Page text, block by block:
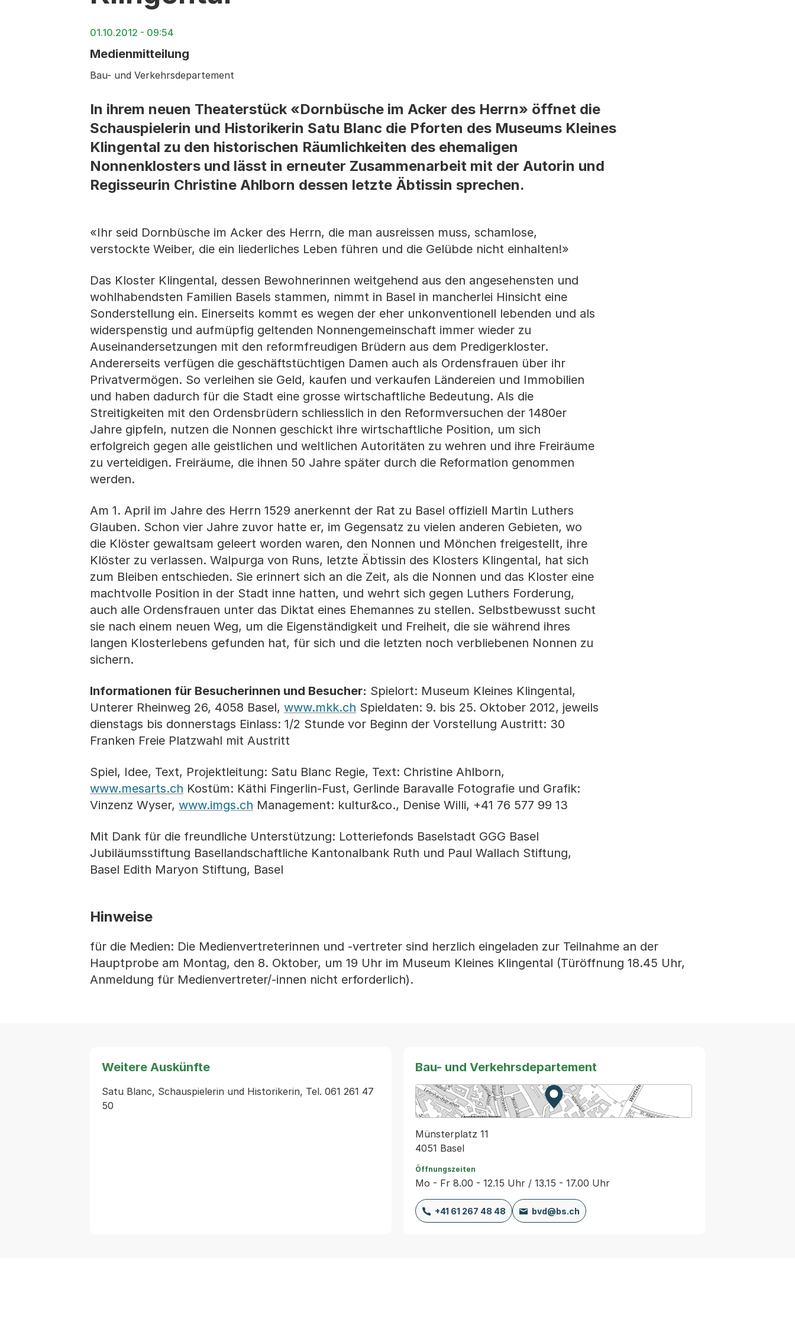
01.10.2012 - 09:54
Medienmitteilung
Bau- und Verkehrsdepartement
In ihrem neuen Theaterstück «Dornbüsche im Acker des Herrn» öffnet die
Schauspielerin und Historikerin Satu Blanc die Pforten des Museums Kleines
Klingental zu den historischen Räumlichkeiten des ehemaligen
Nonnenklosters und lässt in erneuter Zusammenarbeit mit der Autorin und
Regisseurin Christine Ahlborn dessen letzte Äbtissin sprechen.
«Ihr seid Dornbüsche im Acker des Herrn, die man ausreissen muss, schamlose,
verstockte Weiber, die ein liederliches Leben führen und die Gelübde nicht einhalten!»
Das Kloster Klingental, dessen Bewohnerinnen weitgehend aus den angesehensten und
wohlhabendsten Familien Basels stammen, nimmt in Basel in mancherlei Hinsicht eine
Sonderstellung ein. Einerseits kommt es wegen der eher unkonventionell lebenden und als
widerspenstig und aufmüpfig geltenden Nonnengemeinschaft immer wieder zu
Auseinandersetzungen mit den reformfreudigen Brüdern aus dem Predigerkloster.
Andererseits verfügen die geschäftstüchtigen Damen auch als Ordensfrauen über ihr
Privatvermögen. So verleihen sie Geld, kaufen und verkaufen Ländereien und Immobilien
und haben dadurch für die Stadt eine grosse wirtschaftliche Bedeutung. Als die
Streitigkeiten mit den Ordensbrüdern schliesslich in den Reformversuchen der 1480er
Jahre gipfeln, nutzen die Nonnen geschickt ihre wirtschaftliche Position, um sich
erfolgreich gegen alle geistlichen und weltlichen Autoritäten zu wehren und ihre Freiräume
zu verteidigen. Freiräume, die ihnen 50 Jahre später durch die Reformation genommen
werden.
Am 1. April im Jahre des Herrn 1529 anerkennt der Rat zu Basel offiziell Martin Luthers
Glauben. Schon vier Jahre zuvor hatte er, im Gegensatz zu vielen anderen Gebieten, wo
die Klöster gewaltsam geleert worden waren, den Nonnen und Mönchen freigestellt, ihre
Klöster zu verlassen. Walpurga von Runs, letzte Äbtissin des Klosters Klingental, hat sich
zum Bleiben entschieden. Sie erinnert sich an die Zeit, als die Nonnen und das Kloster eine
machtvolle Position in der Stadt inne hatten, und wehrt sich gegen Luthers Forderung,
auch alle Ordensfrauen unter das Diktat eines Ehemannes zu stellen. Selbstbewusst sucht
sie nach einem neuen Weg, um die Eigenständigkeit und Freiheit, die sie während ihres
langen Klosterlebens gefunden hat, für sich und die letzten noch verbliebenen Nonnen zu
sichern.
Informationen für Besucherinnen und Besucher: Spielort: Museum Kleines Klingental,
Unterer Rheinweg 26, 4058 Basel, www.mkk.ch Spieldaten: 9. bis 25. Oktober 2012, jeweils
dienstags bis donnerstags Einlass: 1/2 Stunde vor Beginn der Vorstellung Austritt: 30
Franken Freie Platzwahl mit Austritt
Spiel, Idee, Text, Projektleitung: Satu Blanc Regie, Text: Christine Ahlborn,
www.mesarts.ch Kostüm: Käthi Fingerlin-Fust, Gerlinde Baravalle Fotografie und Grafik:
Vinzenz Wyser, www.imgs.ch Management: kultur&co., Denise Willi, +41 76 577 99 13
Mit Dank für die freundliche Unterstützung: Lotteriefonds Baselstadt GGG Basel
Jubiläumsstiftung Basellandschaftliche Kantonalbank Ruth und Paul Wallach Stiftung,
Basel Edith Maryon Stiftung, Basel
Hinweise
für die Medien: Die Medienvertreterinnen und -vertreter sind herzlich eingeladen zur Teilnahme an der
Hauptprobe am Montag, den 8. Oktober, um 19 Uhr im Museum Kleines Klingental (Türöffnung 18.45 Uhr,
Anmeldung für Medienvertreter/-innen nicht erforderlich).
Weitere Auskünfte
Satu Blanc, Schauspielerin und Historikerin, Tel. 061 261 47
50
Bau- und Verkehrsdepartement
Zur Karte von MapBS.
Externer Link, wird in einem neuen Tab oder
Münsterplatz 11
4051 Basel
Öffnungszeiten
Mo - Fr 8.00 - 12.15 Uhr / 13.15 - 17.00 Uhr
+41 61 267 48 48 bvd@bs.ch